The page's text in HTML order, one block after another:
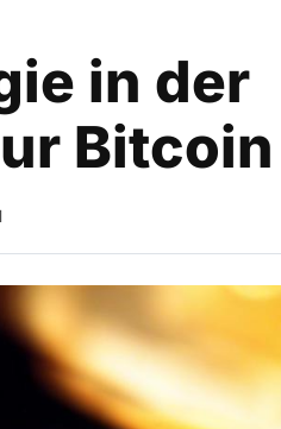
in der
Bitcoin